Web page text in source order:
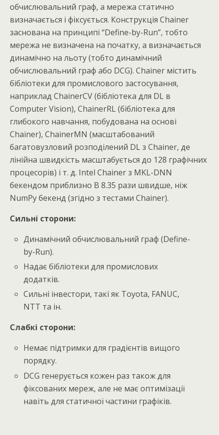
обчислювальний граф, а мережа статично
визначається і фіксується. Конструкція Chainer
заснована на принципі “Define-by-Run”, тобто
мережа не визначена на початку, а визначається
динамічно на льоту (тобто динамічний
обчислювальний граф або DCG). Chainer містить
бібліотеки для промислового застосування,
наприклад ChainerCV (бібліотека для DL в
Computer Vision), ChainerRL (бібліотека для
глибокого навчання, побудована на основі
Chainer), ChainerMN (масштабований
багатовузловий розподілений DL з Chainer, де
лінійна швидкість масштабується до 128 графічних
процесорів) і т. д. Intel Chainer з MKL-DNN
бекендом приблизно В 8.35 рази швидше, ніж
NumPy бекенд (згідно з тестами Chainer).
Сильні сторони:
Динамічний обчислювальний граф (Define-
by-Run).
Надає бібліотеки для промислових
додатків.
Сильні інвестори, такі як Toyota, FANUC,
NTT та ін.
Слабкі сторони:
Немає підтримки для градієнтів вищого
порядку.
DCG генерується кожен раз також для
фіксованих мереж, але не має оптимізації
навіть для статичної частини графіків.